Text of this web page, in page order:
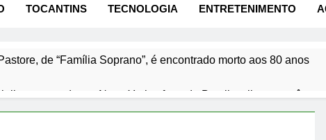
TOCANTINS TECNOLOGIA ENTRETENIMENTO
de “Família Soprano”, é encontrado morto aos 80 anos
em queda em Nova York; oferta do Brasil e clima mantêm
presídios de Minas deixam nove detentos foragidos e